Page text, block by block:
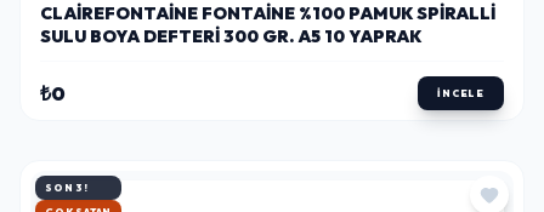
CLAIREFONTAINE FONTAINE %100 PAMUK SPIRALLI
SULU BOYA DEFTERI 300 GR. A5 10 YAPRAK
₺0 İNCELE
SON 3!